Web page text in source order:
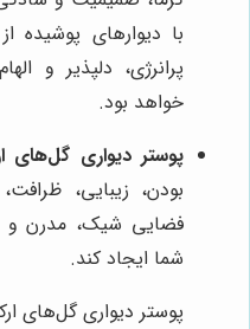
با دیوارهای پوشیده
پرانرژی، دلپذیر و
خواهد بود.
پوستر دیواری گل‌های
بودن، زیبایی،
فضایی شیک، مدرن و
شما ایجاد کند.
پوستر دیواری گل‌های